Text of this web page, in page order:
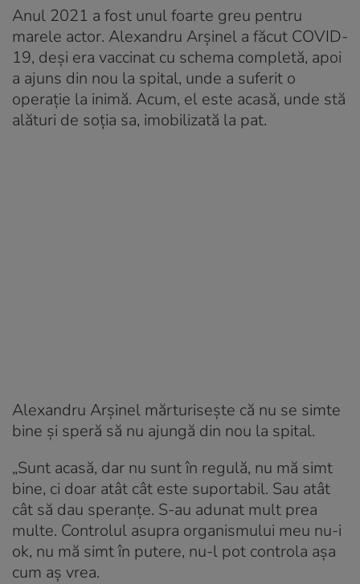
Anul 2021 a fost unul foarte greu pentru
marele actor. Alexandru Arșinel a făcut COVID-
19, deși era vaccinat cu schema completă, apoi
a ajuns din nou la spital, unde a suferit o
operație la inimă. Acum, el este acasă, unde stă
alături de soția sa, imobilizată la pat.
Alexandru Arșinel mărturisește că nu se simte
bine și speră să nu ajungă din nou la spital.
„Sunt acasă, dar nu sunt în regulă, nu mă simt
bine, ci doar atât cât este suportabil. Sau atât
cât să dau speranțe. S-au adunat mult prea
multe. Controlul asupra organismului meu nu-i
ok, nu mă simt în putere, nu-l pot controla așa
cum aș vrea.